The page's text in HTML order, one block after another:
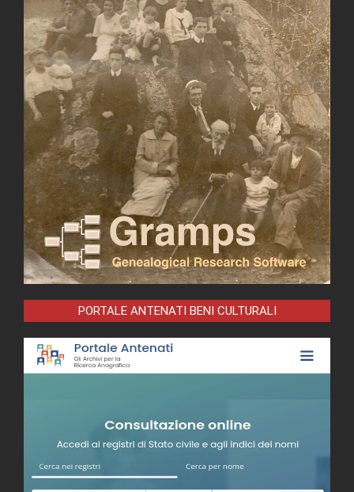
PORTALE ANTENATI BENI CULTURALI